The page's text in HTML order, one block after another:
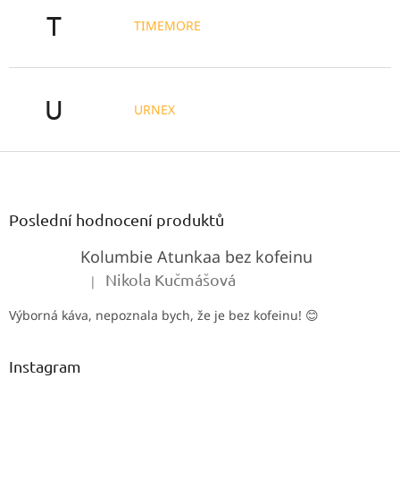
T TIMEMORE
U URNEX
Z
Poslední hodnocení produktů
Kolumbie Atunkaa bez kofeinu
Hodnocení produktu je 5 z 5 hvězdiček.
| Nikola Kučmášová
Výborná káva, nepoznala bych, že je bez kofeinu! 😊
Instagram